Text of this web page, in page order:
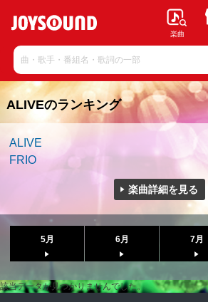
楽曲
ALIVEのランキング
ALIVE
FRIO
楽曲詳細を見る
5月 6月 7月
該当データが見つかりませんでした。